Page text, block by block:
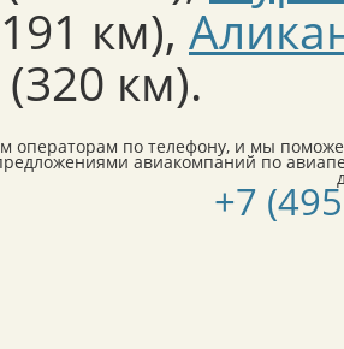
км),
(320 км).
операторам по телефону, и мы
авиакомпаний по
+7